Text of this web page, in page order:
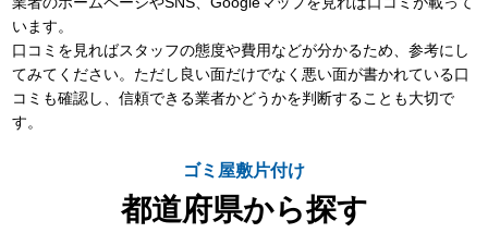
います。
口コミを見ればスタッフの態度や費用などが分かるため、参考にし
てみてください。ただし良い面だけでなく悪い面が書かれている口
コミも確認し、信頼できる業者かどうかを判断することも大切で
す。
ゴミ屋敷片付け
都道府県から探す